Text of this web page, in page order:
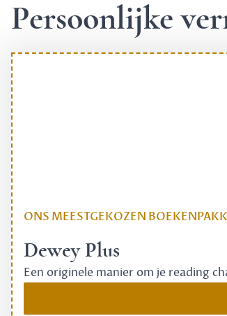
Persoonlijke
ONS MEESTGEKOZEN
Dewey Plus
Een originele manier om je reading